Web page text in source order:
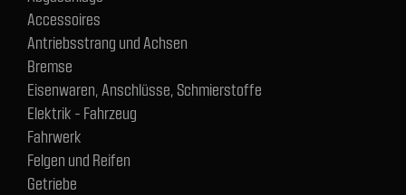
Accessoires
Antriebsstrang und Achsen
Bremse
Eisenwaren, Anschlüsse, Schmierstoffe
Elektrik - Fahrzeug
Fahrwerk
Felgen und Reifen
Getriebe